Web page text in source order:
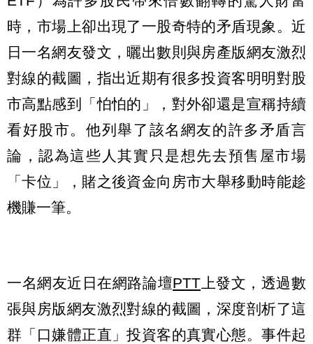
時，市場上卻出現了一股奇特的矛盾現象。近
日一名網友發文，曬出數則與房產版網友激烈
對線的截圖，指出近期有很多投資客明明對股
市高點感到「怕怕的」，對外卻還是宣稱持續
看好股市。他列舉了該名網友的許多矛盾言
論，認為這些人其實只是想先去預售屋市場
「卡位」，賭之後資金向房市大舉移動時能趁
機賺一筆。
一名網友近日在網路論壇PTT 上發文，透過數
張與房版網友激烈對線的截圖，深度剖析了這
群「口嫌體正直」投資客的真實心態。事件起